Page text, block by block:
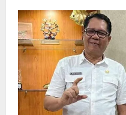
Ketersediaan
Benih
Unggul
dan
Bermutu,
UPT
BP3B
Lakukan
Sertifikasi
Benih
Kelapa
Sawit